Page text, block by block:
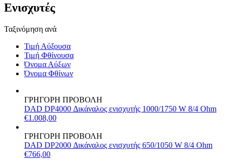
Ενισχυτές
Ταξινόμηση ανά
Τιμή Αύξουσα
Τιμή Φθίνουσα
Όνομα Αύξων
Όνομα Φθίνων
ΓΡΗΓΟΡΗ ΠΡΟΒΟΛΗ
DAD DP4000 Δικάναλος ενισχυτής 1000/1750 W 8/4 Ohm
€1.008,00
ΓΡΗΓΟΡΗ ΠΡΟΒΟΛΗ
DAD DP2000 Δικάναλος ενισχυτής 650/1050 W 8/4 Ohm
€766,00